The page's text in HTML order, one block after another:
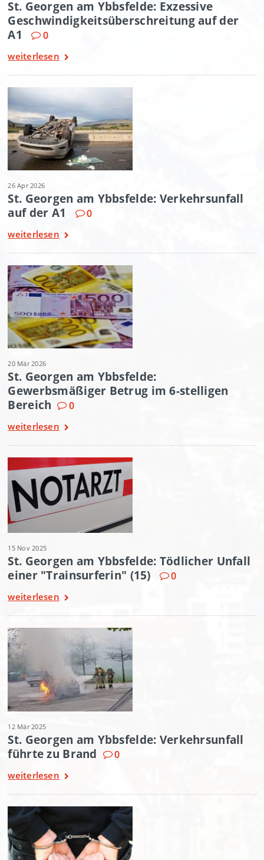
St. Georgen am Ybbsfelde: Exzessive
Geschwindigkeitsüberschreitung auf der
A1
0
weiterlesen
26 Apr 2026
St. Georgen am Ybbsfelde: Verkehrsunfall
auf der A1
0
weiterlesen
20 Mär 2026
St. Georgen am Ybbsfelde:
Gewerbsmäßiger Betrug im 6-stelligen
Bereich
0
weiterlesen
15 Nov 2025
St. Georgen am Ybbsfelde: Tödlicher Unfall
einer "Trainsurferin" (15)
0
weiterlesen
12 Mär 2025
St. Georgen am Ybbsfelde: Verkehrsunfall
führte zu Brand
0
weiterlesen